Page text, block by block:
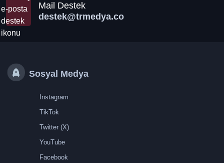
Mail Destek
destek@trmedya.co
Sosyal Medya
Instagram
TikTok
Twitter (X)
YouTube
Facebook